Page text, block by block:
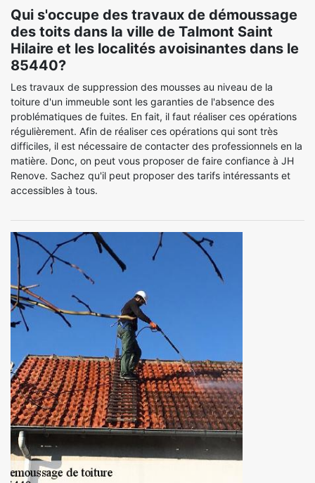
Qui s'occupe des travaux de démoussage
des toits dans la ville de Talmont Saint
Hilaire et les localités avoisinantes dans le
85440?
Les travaux de suppression des mousses au niveau de la
toiture d'un immeuble sont les garanties de l'absence des
problématiques de fuites. En fait, il faut réaliser ces opérations
régulièrement. Afin de réaliser ces opérations qui sont très
difficiles, il est nécessaire de contacter des professionnels en la
matière. Donc, on peut vous proposer de faire confiance à JH
Renove. Sachez qu'il peut proposer des tarifs intéressants et
accessibles à tous.